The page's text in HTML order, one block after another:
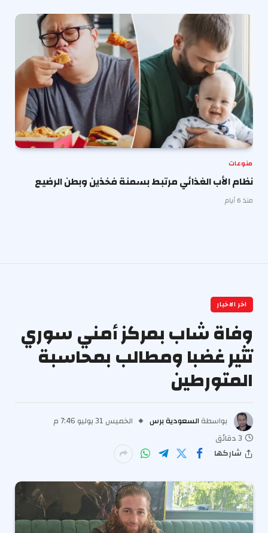
منوعات
نظام الأب الغذائي مرتبط بسمنة فخذين وبطن الرضيع
منذ 6 أيام
اخر الاخبار
وفاة شاب بمركز أمني سوري
تثير غضبا ومطالب بمحاسبة
المتورطين
بواسطة السعودية برس
الخميس 31 يوليو 7:46 م
3 دقائق
شاركها